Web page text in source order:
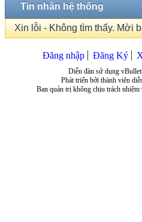
Tin nhắn hệ thống
Xin lỗi - Không tìm thấy. Mời
Đăng nhập Đăng Ký
Diễn đàn sử dụng
Phát triển bởi thành viên
Ban quản trị không chịu trách nhiệm